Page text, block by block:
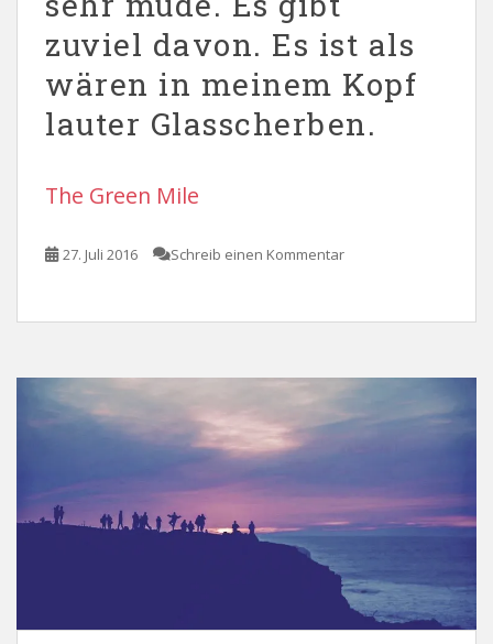
zuviel davon. Es ist als
wären in meinem Kopf
lauter Glasscherben.
The Green Mile
27. Juli 2016 Schreib einen Kommentar